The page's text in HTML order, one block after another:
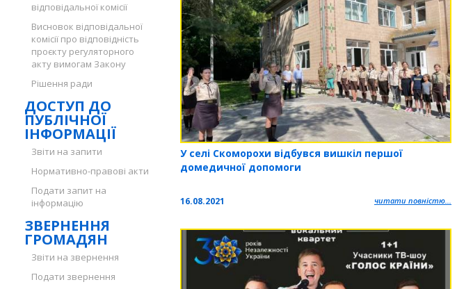
відповідальної комісії
Висновок відповідальної
комісії про відповідність
проєкту регуляторного
акту вимогам Закону
Рішення ради
ДОСТУП ДО
ПУБЛІЧНОЇ
ІНФОРМАЦІЇ
Звіти на запити
Нормативно-правові акти
Подати запит на
інформацію
ЗВЕРНЕННЯ
ГРОМАДЯН
Звіти на звернення
Подати звернення
У селі Скоморохи відбувся вишкіл першої
домедичної допомоги
16.08.2021 читати повністю...